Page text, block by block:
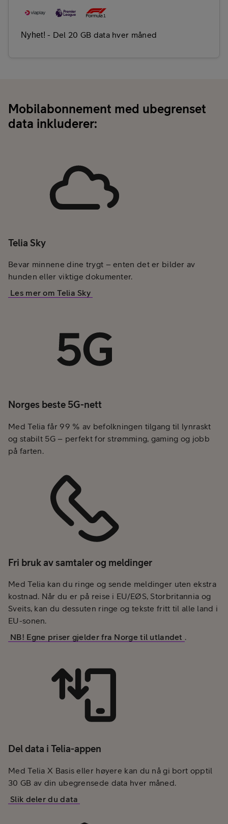
Nyhet! - Del 20 GB data hver måned
Mobilabonnement med ubegrenset
data inkluderer:
Telia Sky
Bevar minnene dine trygt – enten det er bilder av
hunden eller viktige dokumenter.
Les mer om Telia Sky
Norges beste 5G-nett
Med Telia får 99 % av befolkningen tilgang til lynraskt
og stabilt 5G – perfekt for strømming, gaming og jobb
på farten.
Fri bruk av samtaler og meldinger
Med Telia kan du ringe og sende meldinger uten ekstra
kostnad. Når du er på reise i EU/EØS, Storbritannia og
Sveits, kan du dessuten ringe og tekste fritt til alle land i
EU-sonen.
NB! Egne priser gjelder fra Norge til utlandet .
Del data i Telia-appen
Med Telia X Basis eller høyere kan du nå gi bort opptil
30 GB av din ubegrensede data hver måned.
Slik deler du data